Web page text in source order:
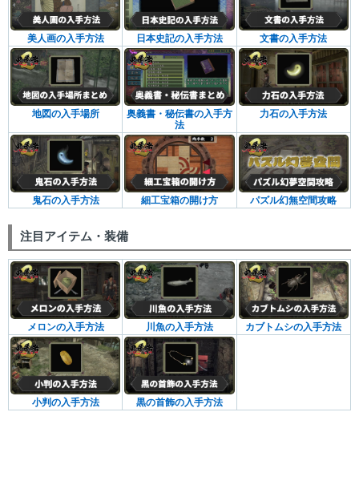
美人画の入手方法 日本史記の入手方法 文書の入手方法
地図の入手場所
奥義書・秘伝書の入手方
法
力石の入手方法
鬼石の入手方法 細工宝箱の開け方 パズル幻無空間攻略
注目アイテム・装備
メロンの入手方法 川魚の入手方法 カブトムシの入手方法
小判の入手方法 黒の首飾の入手方法